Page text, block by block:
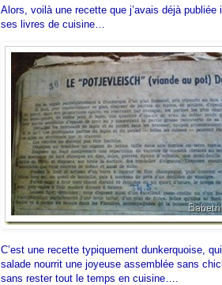
Alors, voilà une recette que j’avais déjà
ses livres de cuisine…
C’est une recette typiquement dunkerquoise,
salade nourrit une joyeuse assemblée sans
sans rester tout le temps en cuisine….